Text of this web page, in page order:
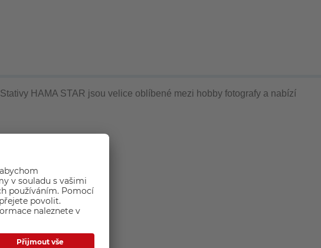
Stativy HAMA STAR jsou velice oblíbené mezi hobby fotografy a nabízí